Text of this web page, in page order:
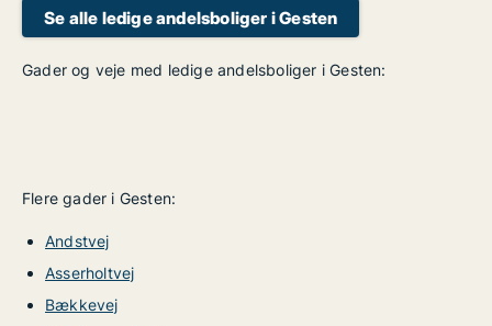
Se alle ledige andelsboliger i Gesten
Gader og veje med ledige andelsboliger i Gesten:
Flere gader i Gesten:
Andstvej
Asserholtvej
Bækkevej